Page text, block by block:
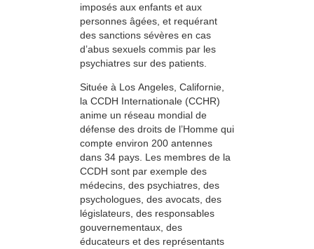
imposés aux enfants et aux
personnes âgées, et requérant
des sanctions sévères en cas
d’abus sexuels commis par les
psychiatres sur des patients.
Située à Los Angeles, Californie,
la CCDH Internationale (CCHR)
anime un réseau mondial de
défense des droits de l’Homme qui
compte environ 200 antennes
dans 34 pays. Les membres de la
CCDH sont par exemple des
médecins, des psychiatres, des
psychologues, des avocats, des
législateurs, des responsables
gouvernementaux, des
éducateurs et des représentants